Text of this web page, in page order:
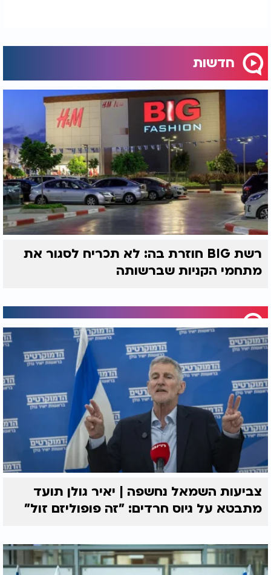
חדשות
רשת BIG חוזרת בה: לא תכריח לסגור את
מתחמי הקניות שברשותה
צביעות השמאל נחשפה | יאיר גולן תועד
מתבטא על גיוס חרדים: "זה פופוליזם זול"